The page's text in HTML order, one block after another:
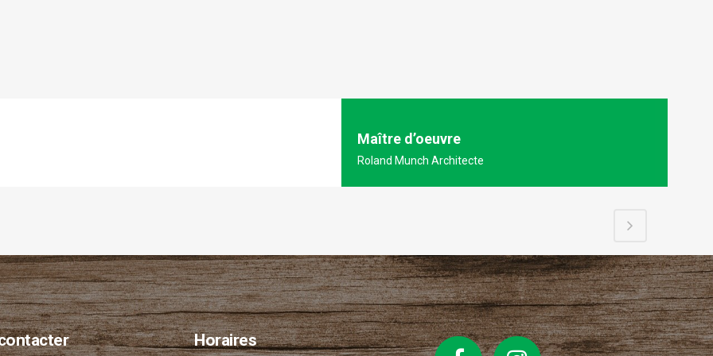
Maître d’oeuvre
Roland Munch Architecte
Horaires